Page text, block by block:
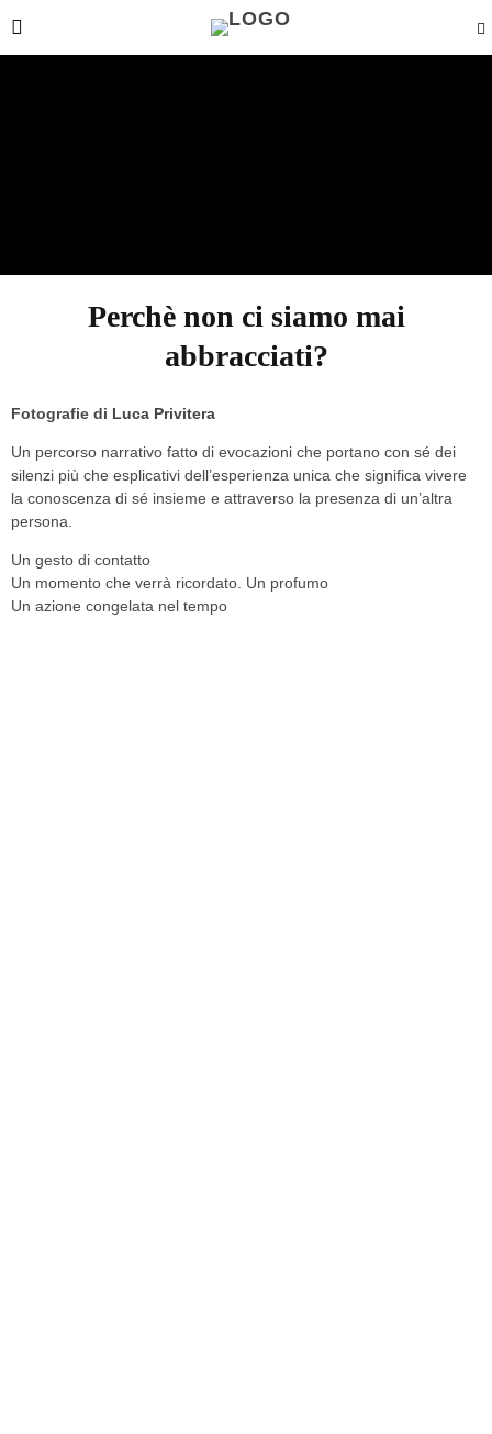
Perchè non ci siamo mai
abbracciati?
Fotografie di Luca Privitera
Un percorso narrativo fatto di evocazioni che portano con sé dei
silenzi più che esplicativi dell’esperienza unica che significa vivere
la conoscenza di sé insieme e attraverso la presenza di un’altra
persona.
Un gesto di contatto
Un momento che verrà ricordato. Un profumo
Un azione congelata nel tempo